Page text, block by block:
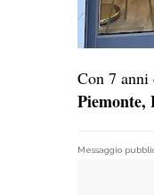
Con 7 anni
Piemonte,
Messaggio